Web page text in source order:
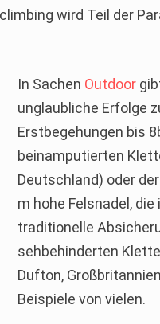
wird Teil der
In Sachen Outdoor
unglaubliche Erfolge
Erstbegehungen bis
beinamputierten
Deutschland) oder
m hohe Felsnadel,
traditionelle
sehbehinderten
Dufton,
Beispiele von vielen.